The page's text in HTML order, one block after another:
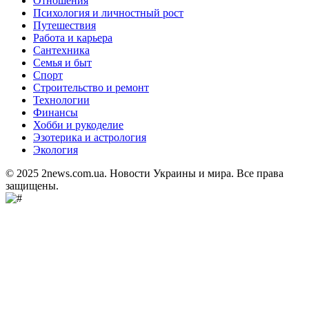
Психология и личностный рост
Путешествия
Работа и карьера
Сантехника
Семья и быт
Спорт
Строительство и ремонт
Технологии
Финансы
Хобби и рукоделие
Эзотерика и астрология
Экология
© 2025 2news.com.ua. Новости Украины и мира. Все права
защищены.